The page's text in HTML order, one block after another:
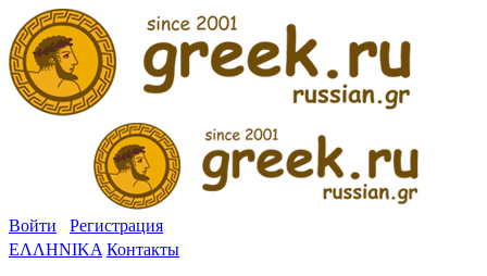
Войти
Регистрация
ΕΛΛΗΝΙΚΑ Контакты